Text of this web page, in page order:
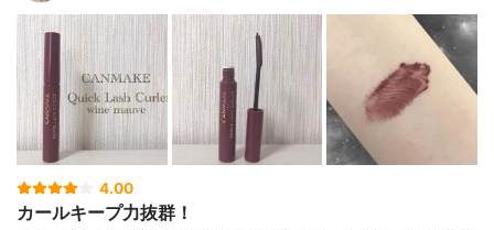
4.00
カールキープ力抜群！